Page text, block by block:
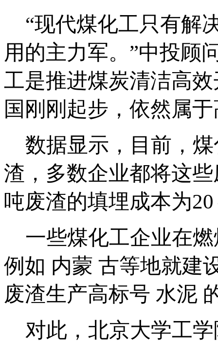
“现代煤化工只有解
用的主力军。”中投顾
工是推进煤炭清洁高
国刚刚起步，依然属
数据显示，目前，煤
渣，多数企业都将这
吨废渣的填埋成本为
一些煤化工企业在燃
例如 内蒙 古等地就建
废渣生产高标号 水泥
对此，北京大学工学